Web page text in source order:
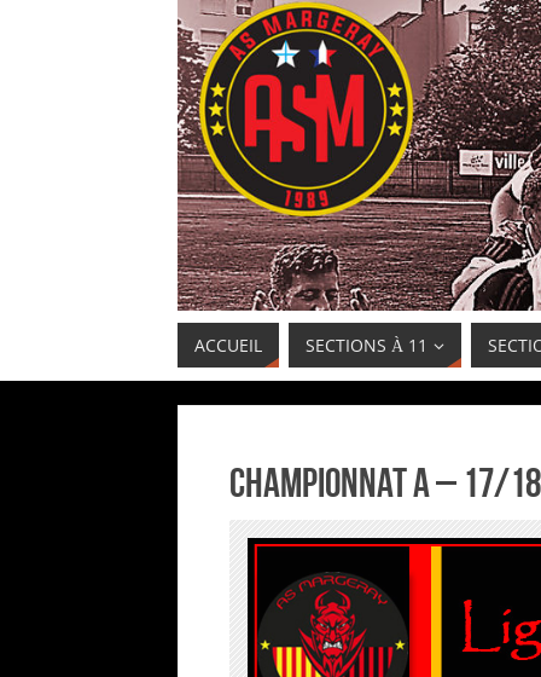
ACCUEIL SECTIONS À 11
Championnat A – 17/18